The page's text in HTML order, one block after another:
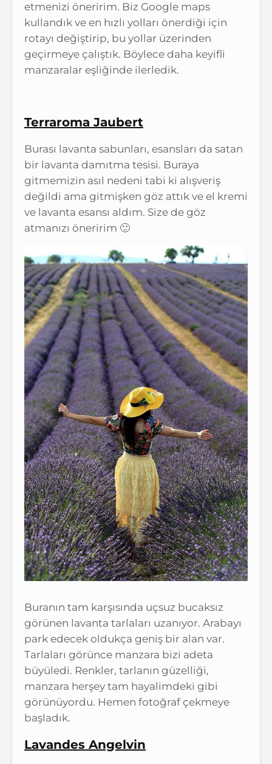
etmenizi öneririm. Biz Google maps
kullandık ve en hızlı yolları önerdiği için
rotayı değiştirip, bu yollar üzerinden
geçirmeye çalıştık. Böylece daha keyifli
manzaralar eşliğinde ilerledik.
Terraroma Jaubert
Burası lavanta sabunları, esansları da satan
bir lavanta damıtma tesisi. Buraya
gitmemizin asıl nedeni tabi ki alışveriş
değildi ama gitmişken göz attık ve el kremi
ve lavanta esansı aldım. Size de göz
atmanızı öneririm 🙂
Buranın tam karşısında uçsuz bucaksız
görünen lavanta tarlaları uzanıyor. Arabayı
park edecek oldukça geniş bir alan var.
Tarlaları görünce manzara bizi adeta
büyüledi. Renkler, tarlanın güzelliği,
manzara herşey tam hayalimdeki gibi
görünüyordu. Hemen fotoğraf çekmeye
başladık.
Lavandes Angelvin